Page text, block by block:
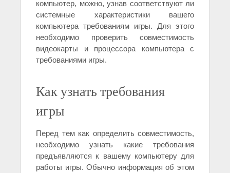
компьютер, можно, узнав соответствуют ли
системные характеристики вашего
компьютера требованиям игры. Для этого
необходимо проверить совместимость
видеокарты и процессора компьютера с
требованиями игры.
Как узнать требования
игры
Перед тем как определить совместимость,
необходимо узнать какие требования
предъявляются к вашему компьютеру для
работы игры. Обычно информация об этом